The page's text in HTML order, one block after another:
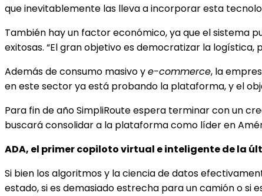
que inevitablemente las lleva a incorporar esta
También hay un factor económico, ya que el sistema
exitosas. “El gran objetivo es democratizar la
Además de consumo masivo ye-commerce, la
en este sector ya está probando la plataforma, y el
Para fin de año SimpliRoute espera terminar con un
buscará consolidar a la plataforma como líder en
ADA, el primer copiloto virtual e inteligente de la
Si bien los algoritmos y la ciencia de datos
estado, si es demasiado estrecha para un camión o si